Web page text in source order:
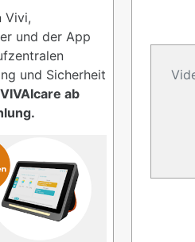
Vivi,
und der App
und Sicherheit
ab